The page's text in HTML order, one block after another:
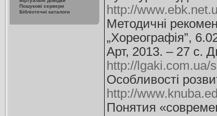
Пошукові сервери
Бібліотечні каталоги
http://
Методичні
„Хореографія”,
Арт, 2013. – 27 с.
http://lgaki.com.ua/
Особливості
http://
Понятия